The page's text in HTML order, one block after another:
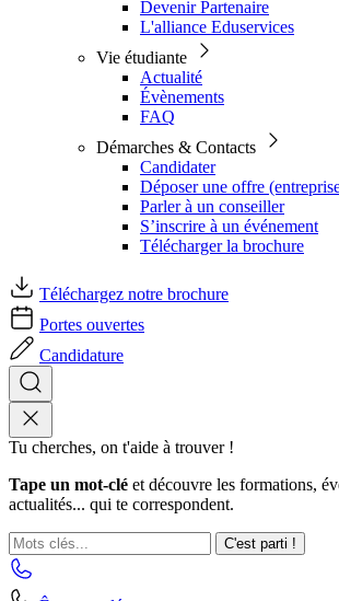
Devenir Partenaire
L'alliance Eduservices
Vie étudiante
Actualité
Évènements
FAQ
Démarches & Contacts
Candidater
Déposer une offre
Parler à un conseiller
S’inscrire à un événement
Télécharger la brochure
Téléchargez notre brochure
Portes ouvertes
Candidature
Tu cherches, on t'aide à trouver !
Tape un mot-clé et découvre les formations,
actualités... qui te correspondent.
C'est parti !